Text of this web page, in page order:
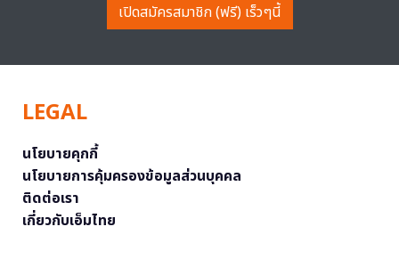
เปิดสมัครสมาชิก (ฟรี) เร็วๆนี้
LEGAL
นโยบายคุกกี้
นโยบายการคุ้มครองข้อมูลส่วนบุคคล
ติดต่อเรา
เกี่ยวกับเอ็มไทย